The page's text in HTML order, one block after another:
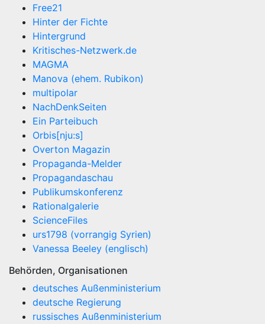
Free21
Hinter der Fichte
Hintergrund
Kritisches-Netzwerk.de
MAGMA
Manova (ehem. Rubikon)
multipolar
NachDenkSeiten
Ein Parteibuch
Orbis[nju:s]
Overton Magazin
Propaganda-Melder
Propagandaschau
Publikumskonferenz
Rationalgalerie
ScienceFiles
urs1798 (vorrangig Syrien)
Vanessa Beeley (englisch)
Behörden, Organisationen
deutsches Außenministerium
deutsche Regierung
russisches Außenministerium